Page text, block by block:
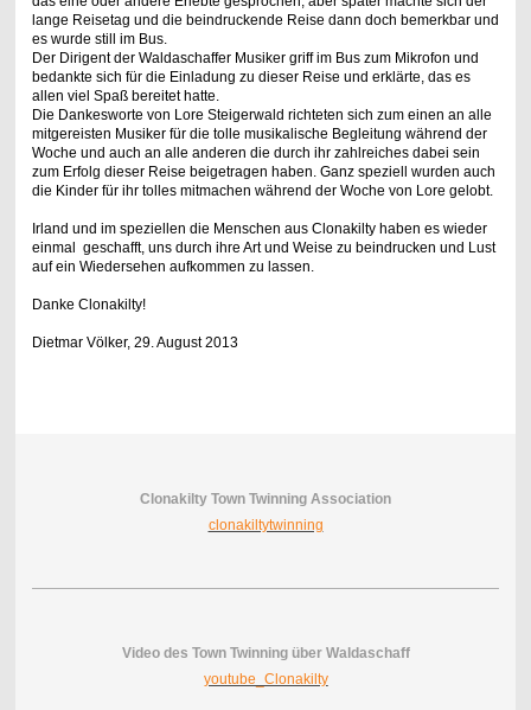
lange Reisetag und die beindruckende Reise dann doch bemerkbar und
es wurde still im Bus.
Der Dirigent der Waldaschaffer Musiker griff im Bus zum Mikrofon und
bedankte sich für die Einladung zu dieser Reise und erklärte, das es
allen viel Spaß bereitet hatte.
Die Dankesworte von Lore Steigerwald richteten sich zum einen an alle
mitgereisten Musiker für die tolle musikalische Begleitung während der
Woche und auch an alle anderen die durch ihr zahlreiches dabei sein
zum Erfolg dieser Reise beigetragen haben. Ganz speziell wurden auch
die Kinder für ihr tolles mitmachen während der Woche von Lore gelobt.
Irland und im speziellen die Menschen aus Clonakilty haben es wieder
einmal geschafft, uns durch ihre Art und Weise zu beindrucken und Lust
auf ein Wiedersehen aufkommen zu lassen.
Danke Clonakilty!
Dietmar Völker, 29. August 2013
Clonakilty Town Twinning Association
clonakiltytwinning
Video des Town Twinning über Waldaschaff
youtube_Clonakilty